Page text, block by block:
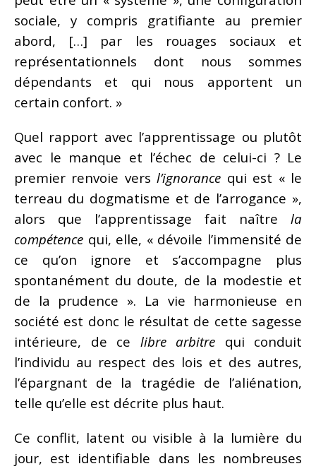
sociale, y compris gratifiante au premier
abord, […] par les rouages sociaux et
représentationnels dont nous sommes
dépendants et qui nous apportent un
certain confort. »
Quel rapport avec l’apprentissage ou plutôt
avec le manque et l’échec de celui-ci ? Le
premier renvoie versl’ignorance qui est « le
terreau du dogmatisme et de l’arrogance »,
alors que l’apprentissage fait naître la
compétence qui, elle, « dévoile l’immensité de
ce qu’on ignore et s’accompagne plus
spontanément du doute, de la modestie et
de la prudence ». La vie harmonieuse en
société est donc le résultat de cette sagesse
intérieure, de ce libre arbitre qui conduit
l’individu au respect des lois et des autres,
l’épargnant de la tragédie de l’aliénation,
telle qu’elle est décrite plus haut.
Ce conflit, latent ou visible à la lumière du
jour, est identifiable dans les nombreuses